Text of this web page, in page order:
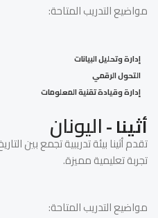
مواضيع التدريب المتاحة:
إدارة وتحليل البيانات
التحول الرقمي
إدارة وقيادة تقنية المعلومات
أثينا -اليونان
تقدم أثينا بيئة تدريبية تجمع بين
تجربة تعليمية مميزة.
مواضيع التدريب المتاحة: